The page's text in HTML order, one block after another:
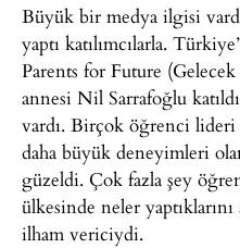
Büyük bir medya ilgisi
yaptı katılımcılarla.
Parents for Future
annesi Nil Sarrafoğlu
vardı. Birçok öğrenci lideri
daha büyük deneyimleri
güzeldi. Çok fazla şey
ülkesinde neler
ilham vericiydi.